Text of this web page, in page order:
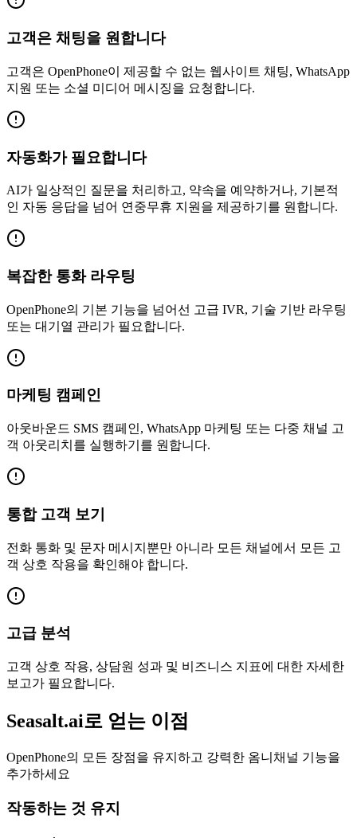
고객은 채팅을 원합니다
고객은 OpenPhone이 제공할 수 없는 웹사이트 채팅, WhatsApp
지원 또는 소셜 미디어 메시징을 요청합니다.
자동화가 필요합니다
AI가 일상적인 질문을 처리하고, 약속을 예약하거나, 기본적
인 자동 응답을 넘어 연중무휴 지원을 제공하기를 원합니다.
복잡한 통화 라우팅
OpenPhone의 기본 기능을 넘어선 고급 IVR, 기술 기반 라우팅
또는 대기열 관리가 필요합니다.
마케팅 캠페인
아웃바운드 SMS 캠페인, WhatsApp 마케팅 또는 다중 채널 고
객 아웃리치를 실행하기를 원합니다.
통합 고객 보기
전화 통화 및 문자 메시지뿐만 아니라 모든 채널에서 모든 고
객 상호 작용을 확인해야 합니다.
고급 분석
고객 상호 작용, 상담원 성과 및 비즈니스 지표에 대한 자세한
보고가 필요합니다.
Seasalt.ai로 얻는 이점
OpenPhone의 모든 장점을 유지하고 강력한 옴니채널 기능을
추가하세요
작동하는 것 유지